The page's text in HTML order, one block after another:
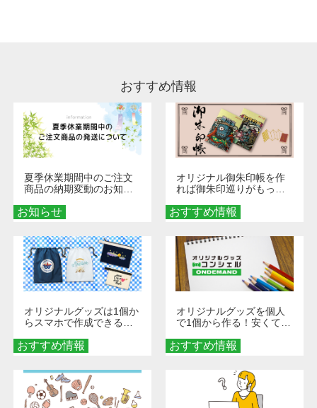
おすすめ情報
お知らせ
夏季休業期間中のご注文
商品の納期変動のお知ら
おすすめ情報
オリジナル御朱印帳を作
れば御朱印巡りがもっと
ダーメイドする魅力と選
び方
おすすめ情報
オリジナルグッズは1個か
らスマホで作成できる！
くなる巾着＆ポーチ活用
術
おすすめ情報
オリジナルグッズを個人
で1個から作る！安くて簡
秘訣